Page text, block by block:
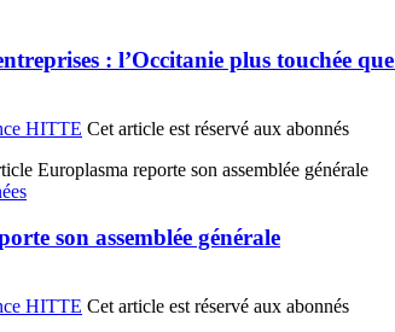
: l’Occitanie plus touchée
HITTE Cet article est réservé aux abonnés
son assemblée générale
HITTE Cet article est réservé aux abonnés